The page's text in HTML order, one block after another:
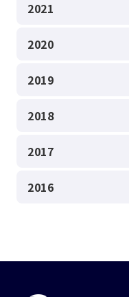
2021
2020
2019
2018
2017
2016